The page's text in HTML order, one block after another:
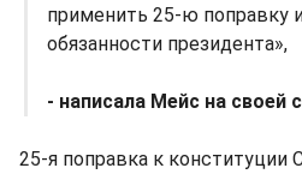
применить 25-ю поправку
обязанности президента»,
- написала Мейс на своей
25-я поправка к конституции